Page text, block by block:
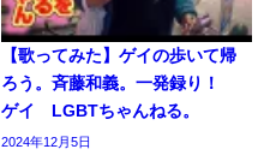
【歌ってみた】ゲイの歩いて帰
ろう。斉藤和義。一発録り！
ゲイ LGBTちゃんねる。
2024年12月5日